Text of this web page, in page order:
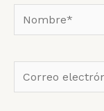
Nombre*
electrónico*